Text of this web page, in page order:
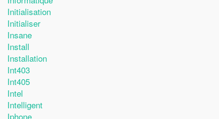
Initialisation
Initialiser
Insane
Install
Installation
Int403
Int405
Intel
Intelligent
Iphone